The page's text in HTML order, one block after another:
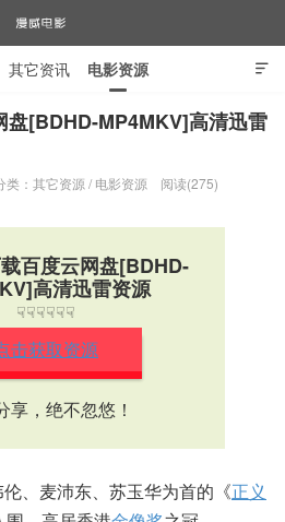
漫威电影

其它资讯 电影资源
盘[BDHD-MP4MKV]高清迅雷
类： 其它资源 / 电影资源 阅读(275)
百度云网盘[BDHD-
高清迅雷资源
☟☟☟☟☟☟
击获取资源
享，绝不忽悠！
、麦沛东、苏玉华为首的《正义